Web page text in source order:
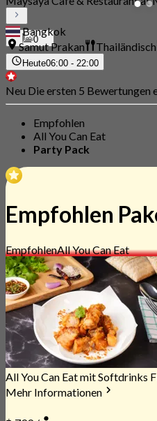
0
Bangkok
Samut Prakan
Thailändisch
Heute06:00 - 22:00
Neu Die ersten 5 Bewertungen
Empfohlen
All You Can Eat
Party Pack
Empfohlen
EmpfohlenAll You Can Eat
All You Can Eat mit Softdrinks
Mehr Informationen